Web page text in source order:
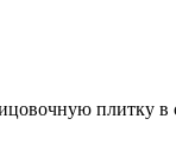
плитку